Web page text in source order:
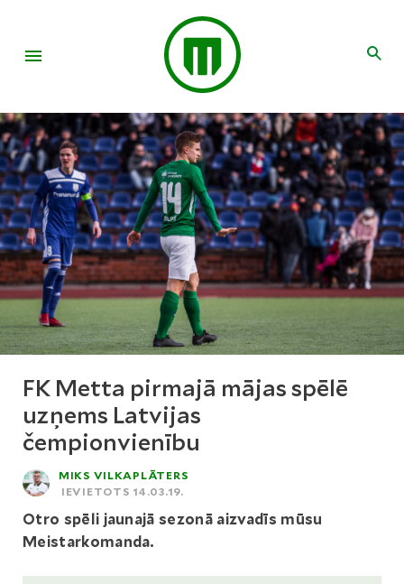
FK Metta pirmajā mājas spēlē
uzņems Latvijas
čempionvienību
MIKS VILKAPLĀTERS
IEVIETOTS 14.03.19.
Otro spēli jaunajā sezonā aizvadīs mūsu
Meistarkomanda.